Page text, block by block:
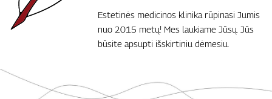
Estetinės medicinos klinika rūpinasi Jumis
nuo 2015 metų! Mes laukiame Jūsų. Jūs
būsite apsupti išskirtiniu dėmesiu.